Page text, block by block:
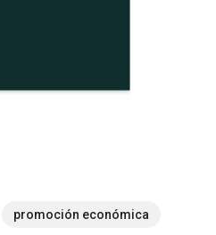
promoción económica